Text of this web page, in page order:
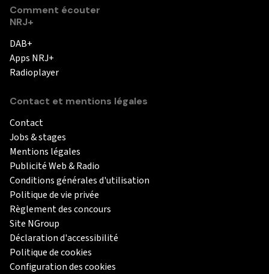
Comment écouter
NRJ+
DAB+
Apps NRJ+
Radioplayer
Contact et mentions légales
Contact
Jobs & stages
Mentions légales
Publicité Web & Radio
Conditions générales d'utilisation
Politique de vie privée
Règlement des concours
Site NGroup
Déclaration d'accessibilité
Politique de cookies
Configuration des cookies